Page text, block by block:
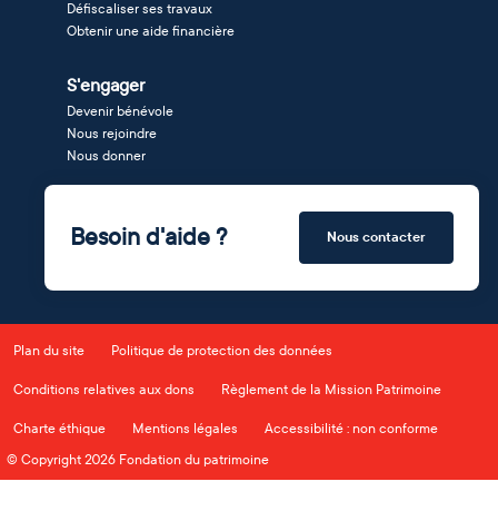
Défiscaliser ses travaux
Obtenir une aide financière
S'engager
Devenir bénévole
Nous rejoindre
Nous donner
Besoin d'aide ? Nous contacter
Plan du site Politique de protection des données
Conditions relatives aux dons Règlement de la Mission Patrimoine
Charte éthique Mentions légales
Accessibilité : non conforme
© Copyright 2026 Fondation du patrimoine